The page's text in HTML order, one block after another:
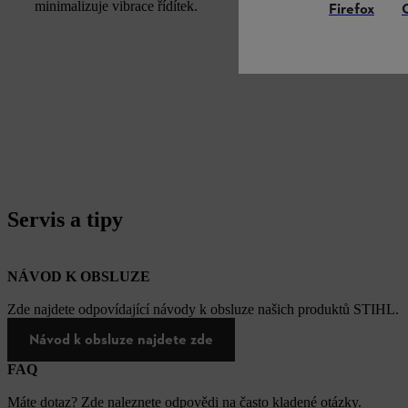
minimalizuje vibrace řídítek.
Servis a tipy
NÁVOD K OBSLUZE
Zde najdete odpovídající návody k obsluze našich produktů STIHL.
Návod k obsluze najdete zde
FAQ
Máte dotaz? Zde naleznete odpovědi na často kladené otázky.
Firefox